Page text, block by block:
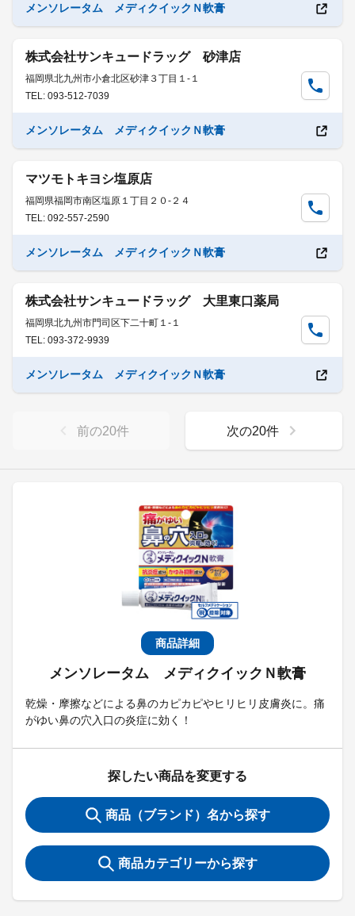
商品詳細
メンソレータム メディクイックＮ軟膏
乾燥・摩擦などによる鼻のカピカピやヒリヒリ皮膚炎に。痛
がゆい鼻の穴入口の炎症に効く！
探したい商品を変更する
商品（ブランド）名から探す
商品カテゴリーから探す
メンソレータム メディクイックＮ軟膏
株式会社サンキュードラッグ 砂津店
福岡県北九州市小倉北区砂津３丁目１-１
TEL: 093-512-7039
メンソレータム メディクイックＮ軟膏
マツモトキヨシ塩原店
福岡県福岡市南区塩原１丁目２０-２４
TEL: 092-557-2590
メンソレータム メディクイックＮ軟膏
株式会社サンキュードラッグ 大里東口薬局
福岡県北九州市門司区下二十町１-１
TEL: 093-372-9939
メンソレータム メディクイックＮ軟膏
前の20件 次の20件